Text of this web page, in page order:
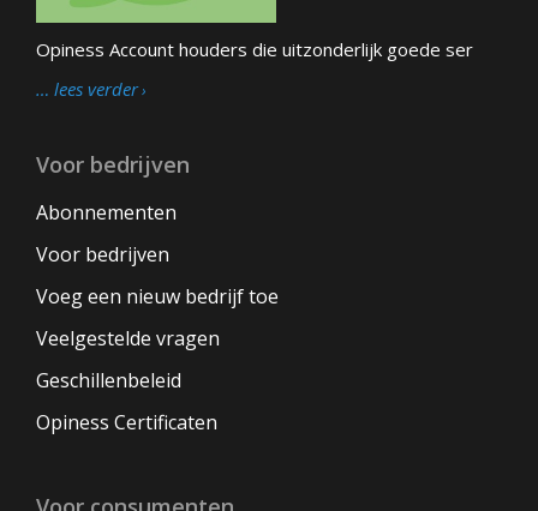
Opiness Account houders die uitzonderlijk goede ser
… lees verder
Voor bedrijven
Abonnementen
Voor bedrijven
Voeg een nieuw bedrijf toe
Veelgestelde vragen
Geschillenbeleid
Opiness Certificaten